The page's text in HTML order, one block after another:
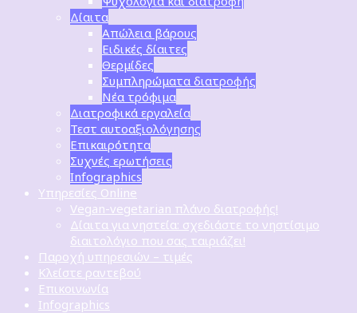
Δίαιτα
Απώλεια βάρους
Ειδικές δίαιτες
Θερμίδες
Συμπληρώματα διατροφής
Νέα τρόφιμα
Διατροφικά εργαλεία
Τεστ αυτοαξιολόγησης
Επικαιρότητα
Συχνές ερωτήσεις
Infographics
Υπηρεσίες Online
Vegan-vegetarian πλάνο διατροφής!
Δίαιτα για νηστεία: σχεδιάστε το νηστίσιμο
διαιτολόγιο που σας ταιριάζει!
Παροχή υπηρεσιών – τιμές
Κλείστε ραντεβού
Επικοινωνία
Infographics